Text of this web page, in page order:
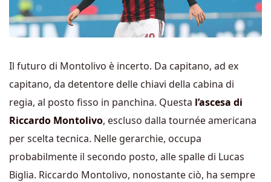
Il futuro di Montolivo è incerto. Da capitano, ad ex
capitano, da detentore delle chiavi della cabina di
regia, al posto fisso in panchina. Questa l’ascesa di
Riccardo Montolivo, escluso dalla tournée americana
per scelta tecnica. Nelle gerarchie, occupa
probabilmente il secondo posto, alle spalle di Lucas
Biglia. Riccardo Montolivo, nonostante ciò, ha sempre